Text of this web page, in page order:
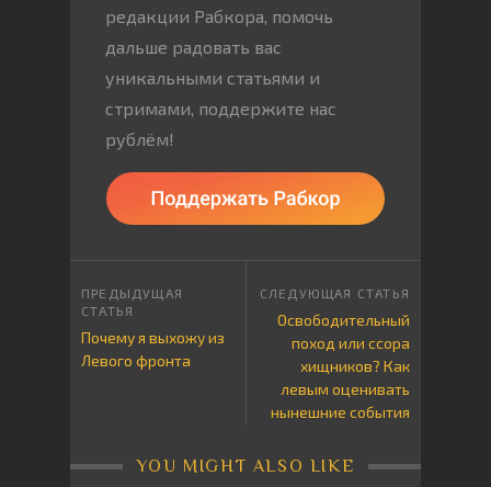
редакции Рабкора, помочь
дальше радовать вас
уникальными статьями и
стримами, поддержите нас
рублём!
Почему я выхожу из
Левого фронта
Освободительный
поход или ссора
хищников? Как
левым оценивать
нынешние события
YOU MIGHT ALSO LIKE